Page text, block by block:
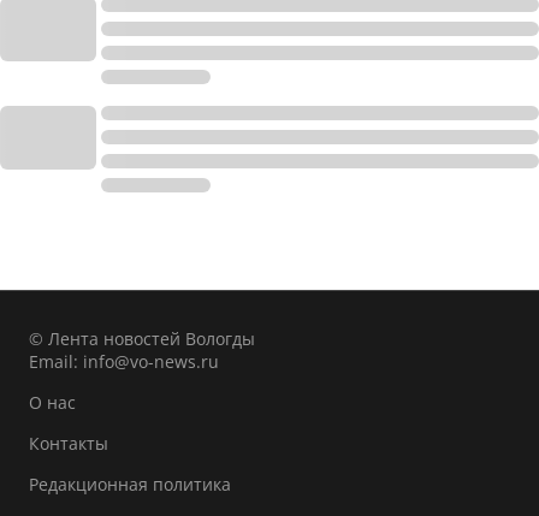
© Лента новостей Вологды
Email: info@vo-news.ru
О нас
Контакты
Редакционная политика